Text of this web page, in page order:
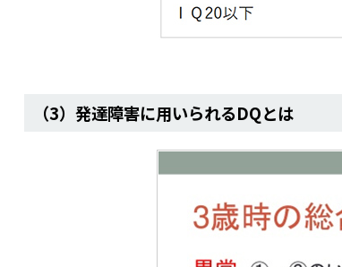
（3）発達障害に用いられるDQとは